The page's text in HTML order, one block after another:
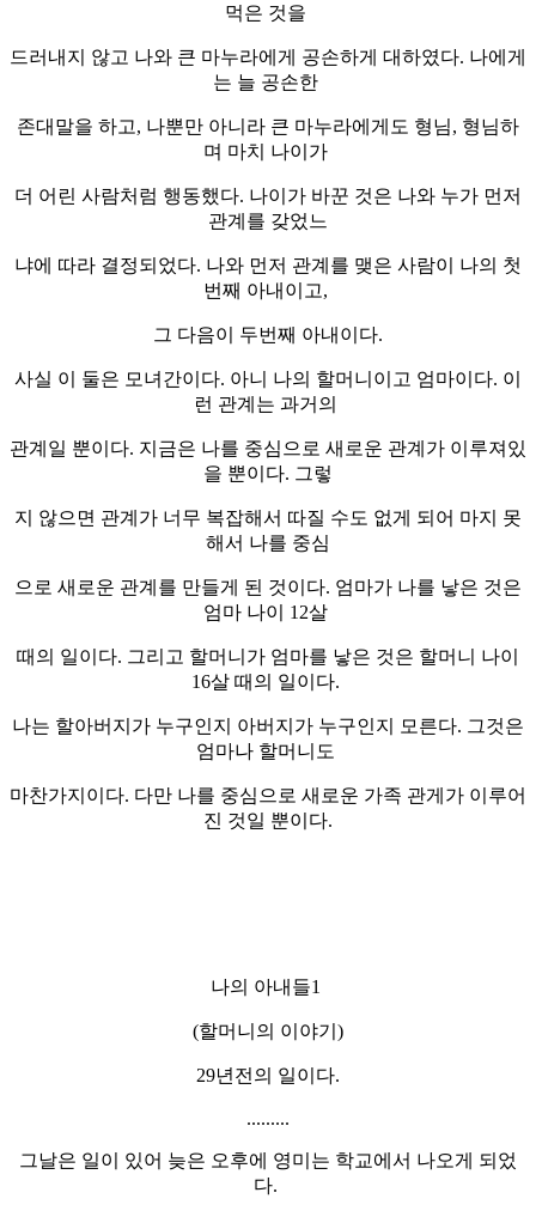
먹은 것을
드러내지 않고 나와 큰 마누라에게 공손하게 대하였다. 나에게
는 늘 공손한
존대말을 하고, 나뿐만 아니라 큰 마누라에게도 형님, 형님하
며 마치 나이가
더 어린 사람처럼 행동했다. 나이가 바꾼 것은 나와 누가 먼저
관계를 갖었느
냐에 따라 결정되었다. 나와 먼저 관계를 맺은 사람이 나의 첫
번째 아내이고,
그 다음이 두번째 아내이다.
사실 이 둘은 모녀간이다. 아니 나의 할머니이고 엄마이다. 이
런 관계는 과거의
관계일 뿐이다. 지금은 나를 중심으로 새로운 관계가 이루져있
을 뿐이다. 그렇
지 않으면 관계가 너무 복잡해서 따질 수도 없게 되어 마지 못
해서 나를 중심
으로 새로운 관계를 만들게 된 것이다. 엄마가 나를 낳은 것은
엄마 나이 12살
때의 일이다. 그리고 할머니가 엄마를 낳은 것은 할머니 나이
16살 때의 일이다.
나는 할아버지가 누구인지 아버지가 누구인지 모른다. 그것은
엄마나 할머니도
마찬가지이다. 다만 나를 중심으로 새로운 가족 관게가 이루어
진 것일 뿐이다.
나의 아내들1
(할머니의 이야기)
29년전의 일이다.
.........
그날은 일이 있어 늦은 오후에 영미는 학교에서 나오게 되었
다.